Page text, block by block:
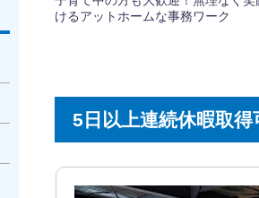
5日以上連続休暇取